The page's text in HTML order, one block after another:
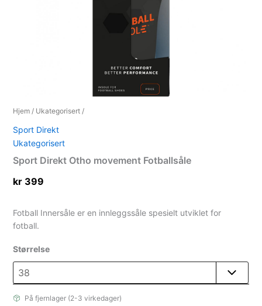
Hjem / Ukategorisert /
Sport Direkt
Ukategorisert
Sport Direkt Otho movement Fotballsåle
kr 399
Fotball Innersåle er en innleggssåle spesielt utviklet for
fotball.
Størrelse
På fjernlager (2-3 virkedager)